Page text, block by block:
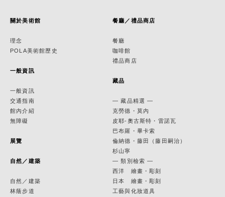
關於美術館
理念
POLA美術館歷史
一般資訊
一般資訊
交通指南
館內介紹
無障礙
展覽
自然／建築
自然／建築
林蔭步道
餐廳／禮品商店
餐廳
咖啡館
禮品商店
藏品
— 藏品精選 —
克勞德・莫內
皮耶-奧古斯特・雷諾瓦
巴布羅・畢卡索
倫納德・藤田（藤田嗣治）
杉山寧
— 類別檢索 —
西洋 繪畫・彫刻
日本 繪畫・彫刻
工藝與化妝道具